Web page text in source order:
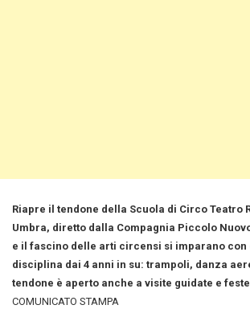
Riapre il tendone della Scuola di Circo Teatro
Umbra, diretto dalla Compagnia Piccolo
e il fascino delle arti circensi si imparano con
disciplina dai 4 anni in su: trampoli, danza
tendone è aperto anche a visite guidate e
COMUNICATO STAMPA